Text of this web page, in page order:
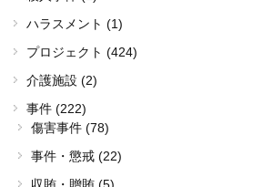
ハラスメント (1)
プロジェクト (424)
介護施設 (2)
事件 (222)
傷害事件 (78)
事件・懲戒 (22)